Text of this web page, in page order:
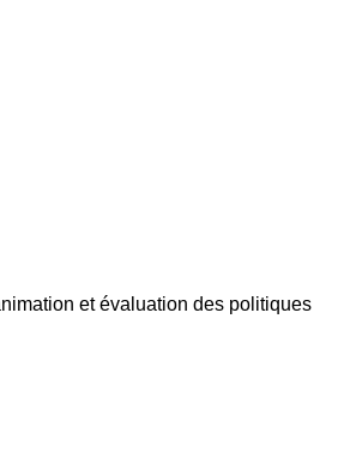
et évaluation des politiques